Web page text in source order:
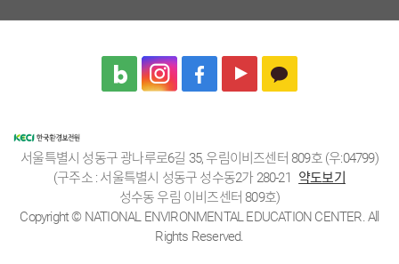
서울특별시 성동구 광나루로6길 35, 우림이비즈센터 809호 (우:04799)
(구주소 : 서울특별시 성동구 성수동2가 280-21
약도보기
성수동 우림 이비즈센터 809호)
Copyright © NATIONAL ENVIRONMENTAL EDUCATION CENTER. All
Rights Reserved.